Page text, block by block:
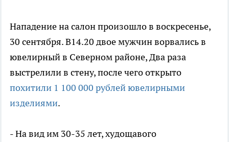
Нападение на салон произошло в воскресенье,
30 сентября. В14.20 двое мужчин ворвались в
ювелирный в Северном районе, Два раза
выстрелили в стену, после чего открыто
похитили 1 100 000 рублей ювелирными
изделиями.
- На вид им 30-35 лет, худощавого